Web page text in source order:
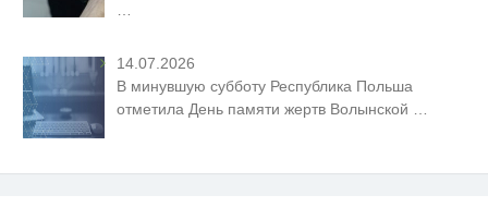
…
14.07.2026
В минувшую субботу Республика Польша
отметила День памяти жертв Волынской